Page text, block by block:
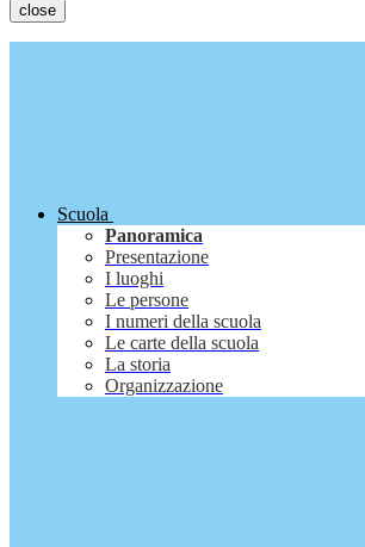
close
Scuola
Panoramica
Presentazione
I luoghi
Le persone
I numeri della scuola
Le carte della scuola
La storia
Organizzazione